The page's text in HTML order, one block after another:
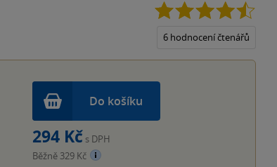
6 hodnocení čtenářů
Do košíku
294 Kč s DPH
Běžně 329 Kč